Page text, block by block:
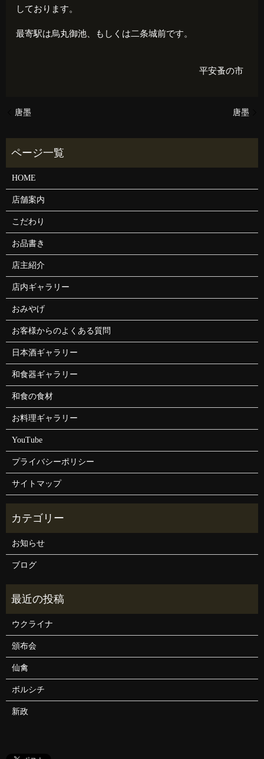
しております。
最寄駅は烏丸御池、もしくは二条城前です。
平安蚤の市
唐墨 唐墨
HOME
店舗案内
こだわり
お品書き
店主紹介
店内ギャラリー
おみやげ
お客様からのよくある質問
日本酒ギャラリー
和食器ギャラリー
和食の食材
お料理ギャラリー
YouTube
プライバシーポリシー
サイトマップ
お知らせ
ブログ
ウクライナ
頒布会
仙禽
ボルシチ
新政